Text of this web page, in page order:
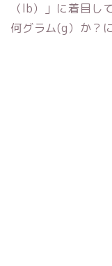
（lb）」に着目し
何グラム(g）か？